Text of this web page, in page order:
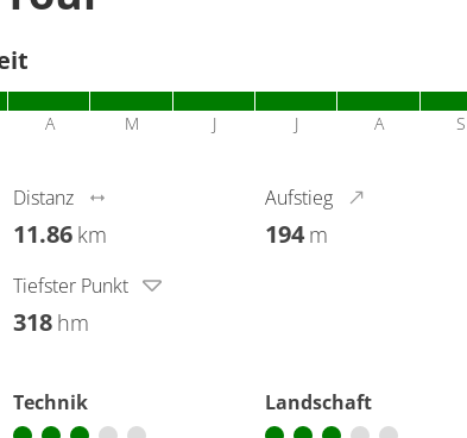
A M J J A S
Distanz
11.86 km
Aufstieg
194 m
Tiefster Punkt
318 hm
Technik Landschaft